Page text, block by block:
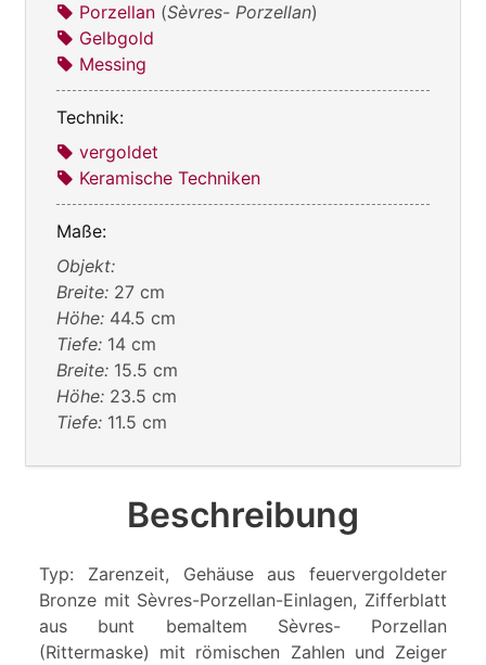
Porzellan (Sèvres- Porzellan)
Gelbgold
Messing
Technik:
vergoldet
Keramische Techniken
Maße:
Objekt:
Breite: 27 cm
Höhe: 44.5 cm
Tiefe: 14 cm
Breite: 15.5 cm
Höhe: 23.5 cm
Tiefe: 11.5 cm
Beschreibung
Typ: Zarenzeit, Gehäuse aus feuervergoldeter
Bronze mit Sèvres-Porzellan-Einlagen, Zifferblatt
aus bunt bemaltem Sèvres- Porzellan
(Rittermaske) mit römischen Zahlen und Zeiger